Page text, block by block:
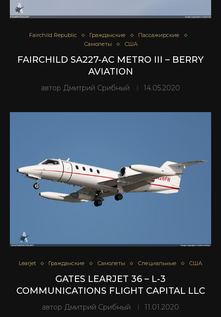
Fairchild Republic Гражданские
Пассажирские
Самолеты
США
FAIRCHILD SA227-AC METRO III – BERRY
AVIATION
автор Дмитрий Срибный 14.05.2020
Learjet Гражданские Самолеты Специальные США
GATES LEARJET 36 – L-3
COMMUNICATIONS FLIGHT CAPITAL LLC
автор Дмитрий Срибный 11.01.2020